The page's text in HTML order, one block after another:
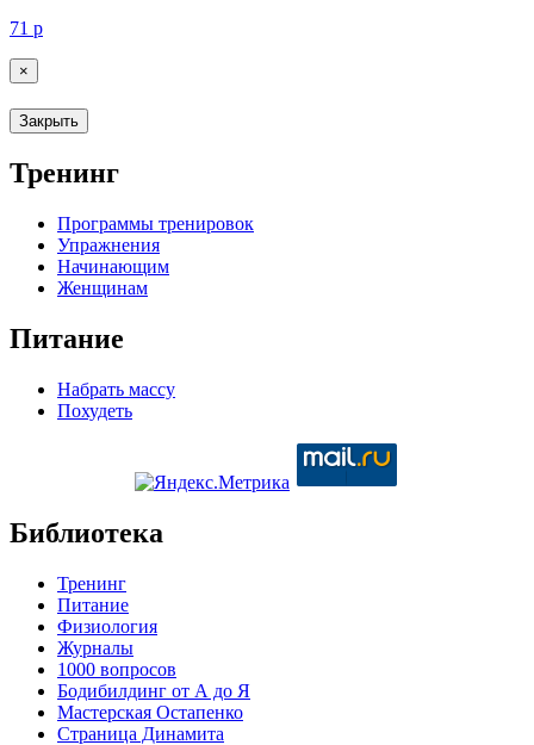
71 р
×
Закрыть
Тренинг
Программы тренировок
Упражнения
Начинающим
Женщинам
Питание
Набрать массу
Похудеть
Библиотека
Тренинг
Питание
Физиология
Журналы
1000 вопросов
Бодибилдинг от А до Я
Мастерская Остапенко
Страница Динамита